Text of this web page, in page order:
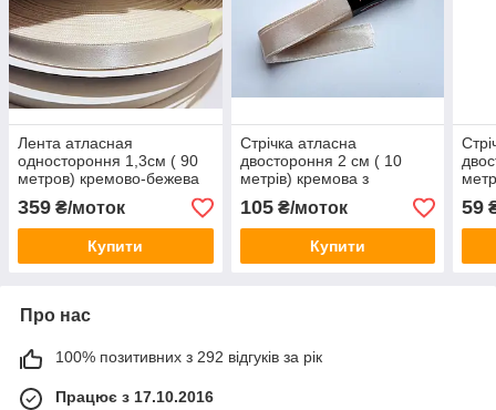
Лента атласная
одностороння 1,3см ( 90
метров) кремово-бежева
святла
359 ₴/моток
Купити
Стрічка атласна
двостороння 2 см ( 10
метрів) кремова з
персиковим відтінком Н
004
105₴/моток
Купити
59
Про нас
100% позитивних з 292 відгуків за рік
Працює з 17.10.2016